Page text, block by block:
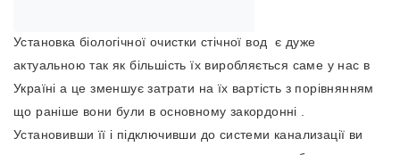
Установка біологічної очистки стічної вод є дуже
актуальною так як більшість їх виробляється саме у нас в
Україні а це зменшує затрати на їх вартість з порівнянням
що раніше вони були в основному закордонні .
Установивши її і підключивши до системи канализації ви